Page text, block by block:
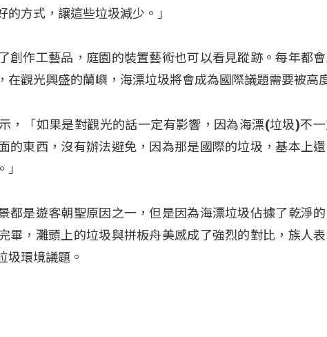
的方式，讓這些垃圾減少。」
創作工藝品，庭園的裝置藝術也可以看見蹤跡。每年都
在觀光興盛的蘭嶼，海漂垃圾將會成為國際議題需要被高
，「如果是對觀光的話一定有影響，因為海漂(垃圾)不
的東西，沒有辦法避免，因為那是國際的垃圾，基本上
都是遊客朝聖原因之一，但是因為海漂垃圾佔據了乾淨
畢，灘頭上的垃圾與拼板舟美感成了強烈的對比，族人
圾環境議題。